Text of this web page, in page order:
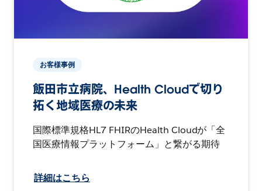
お客様事例
飯田市立病院、Health Cloudで切り
拓く地域医療の未来
国際標準規格HL7 FHIRのHealth Cloudが「全
国医療情報プラットフォーム」と繋がる期待
詳細はこちら